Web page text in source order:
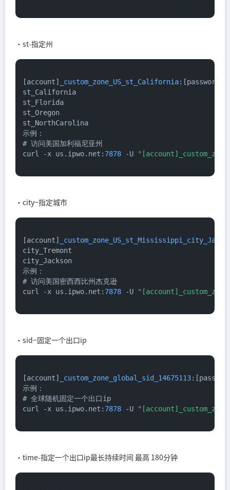
·st-指定州
[account] _custom_zone_US_st_California:[password]
st_California
st_Florida
st_Oregon
st_NorthCarolina
示例：
# 访问美国加利福尼亚州
curl -x us. ipwo. net : 7878 -U
·city−指定城市
[account]
city_Tremont
city_Jackson
示例：
# 访问美国密西西比州杰克逊
curl -x us. ipwo. net : 7878 -U
·sid−固定一个出口ip
[account] _custom_zone_global_sid_14675113
示例：
# 全球随机固定一个出口ip
curl -x us. ipwo. net : 7878 -U
·time-指定一个出口ip最长持续时间 最高 180分钟